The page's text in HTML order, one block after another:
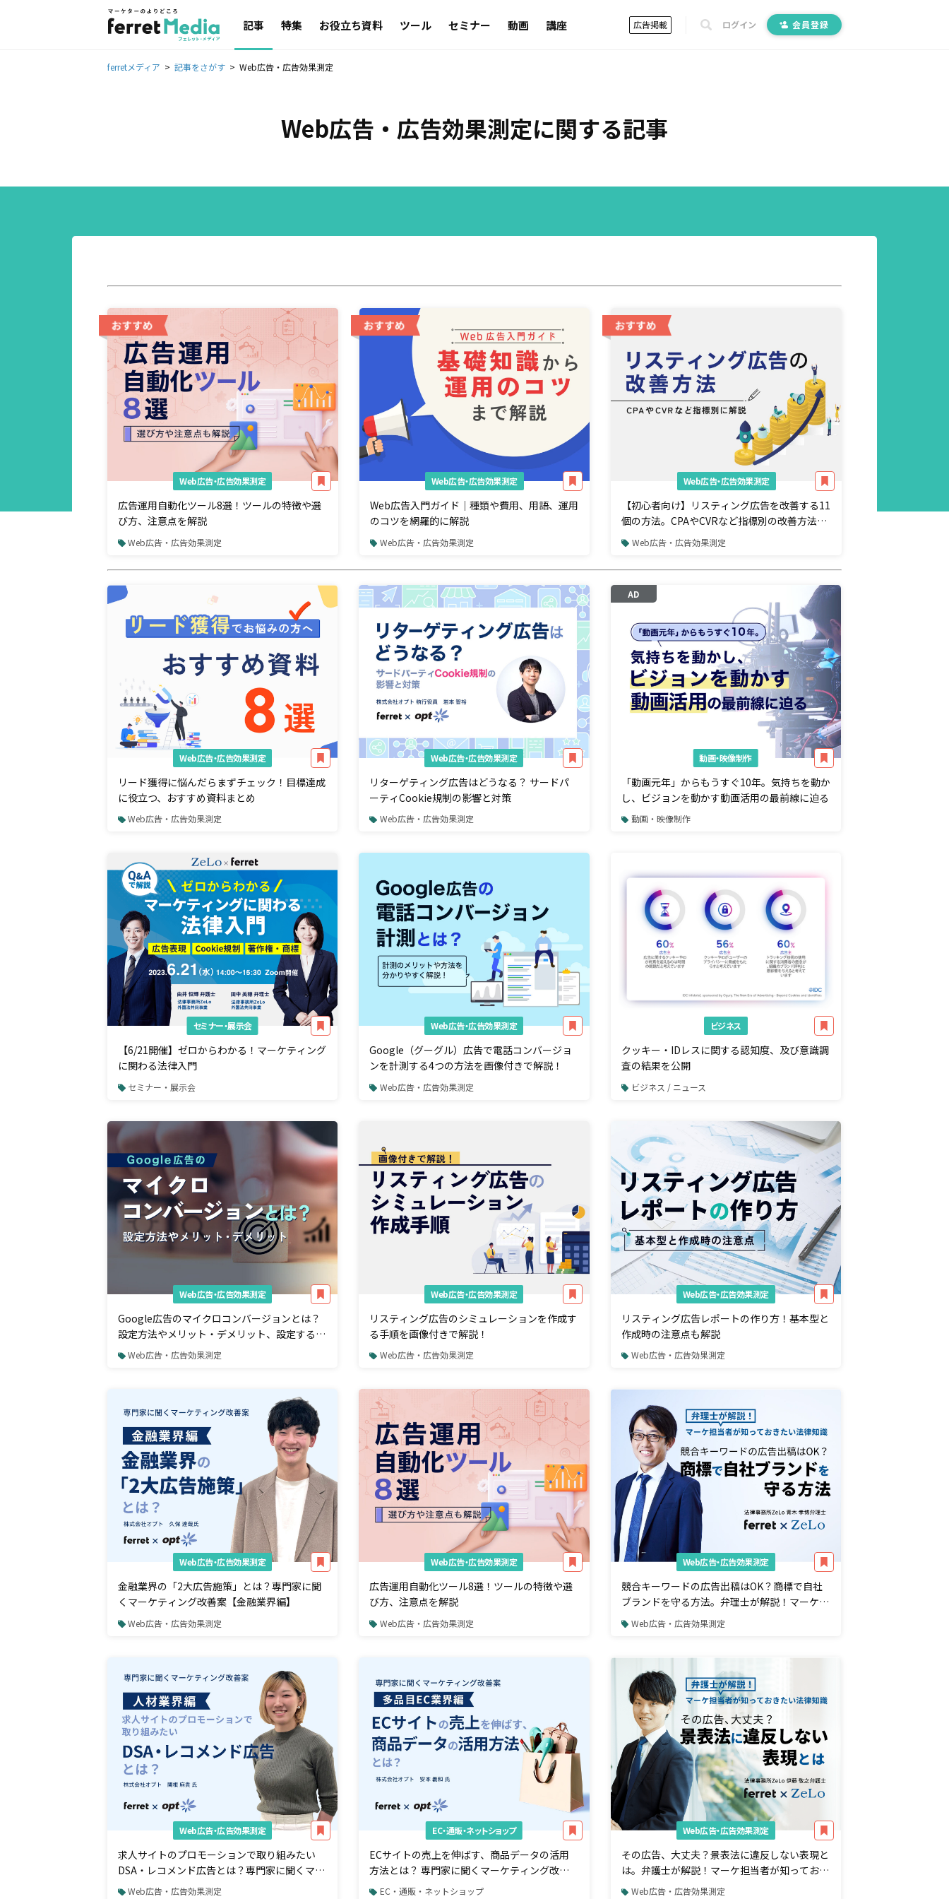
記事 特集 お役立ち資料 ツール セミナー 動画 講座 広告掲載 ログイン 会員登録
ferretメディア 記事をさがす Web広告・広告効果測定
Web広告・広告効果測定に関する記事
Web広告・広告効果測定
広告運用自動化ツール8選！ツールの特徴や選
び方、注意点を解説
Web広告・広告効果測定
Web広告・広告効果測定
Web広告入門ガイド｜種類や費用、用語、運用
のコツを網羅的に解説
Web広告・広告効果測定
Web広告・広告効果測定
【初心者向け】リスティング広告を改善する11
個の方法。CPAやCVRなど指標別の改善方法を
解説Web広告・広告効果測定
Web広告・広告効果測定
リード獲得に悩んだらまずチェック！目標達成
に役立つ、おすすめ資料まとめ
Web広告・広告効果測定
Web広告・広告効果測定
リターゲティング広告はどうなる？ サードパ
ーティCookie規制の影響と対策
Web広告・広告効果測定
AD
動画・映像制作
「動画元年」からもうすぐ10年。気持ちを動か
し、ビジョンを動かす動画活用の最前線に迫る
動画・映像制作
セミナー・展示会
【6/21開催】ゼロからわかる！マーケティング
に関わる法律入門
セミナー・展示会
Web広告・広告効果測定
Google（グーグル）広告で電話コンバージョ
ンを計測する4つの方法を画像付きで解説！
Web広告・広告効果測定
ビジネス
クッキー・IDレスに関する認知度、及び意識調
査の結果を公開
ビジネス / ニュース
Web広告・広告効果測定
Google広告のマイクロコンバージョンとは？
設定方法やメリット・デメリット、設定する際
のポイントを解説
Web広告・広告効果測定
Web広告・広告効果測定
リスティング広告のシミュレーションを作成す
る手順を画像付きで解説！
Web広告・広告効果測定
Web広告・広告効果測定
リスティング広告レポートの作り方！基本型と
作成時の注意点も解説
Web広告・広告効果測定
Web広告・広告効果測定
金融業界の「2大広告施策」とは？専門家に聞
くマーケティング改善案【金融業界編】
Web広告・広告効果測定
Web広告・広告効果測定
広告運用自動化ツール8選！ツールの特徴や選
び方、注意点を解説
Web広告・広告効果測定
Web広告・広告効果測定
競合キーワードの広告出稿はOK？商標で自社
ブランドを守る方法。弁理士が解説！マーケ担
当者が知っておきたい法律知識
Web広告・広告効果測定
Web広告・広告効果測定
求人サイトのプロモーションで取り組みたい
DSA・レコメンド広告とは？専門家に聞くマー
ケティング改善案【人材業界編】
Web広告・広告効果測定
EC・通販・ネットショップ
ECサイトの売上を伸ばす、商品データの活用
方法とは？ 専門家に聞くマーケティング改善
案【多品目EC業界編】
EC・通販・ネットショップ
Web広告・広告効果測定
その広告、大丈夫？景表法に違反しない表現と
は。弁護士が解説！マーケ担当者が知っておき
たい法律知識
Web広告・広告効果測定